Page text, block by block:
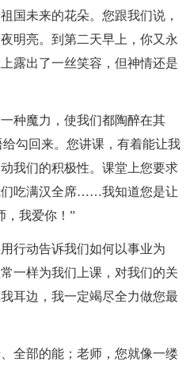
国未来的花朵。您跟我们说，
明亮。到第二天早上，你又永
露出了一丝笑容，但神情还是
种魔力，使我们都陶醉在其
勾回来。您讲课，有着能让我
我们的积极性。课堂上您要求
们吃满汉全席……我知道您是让
，我爱你！”
行动告诉我们如何以事业为
一样为我们上课，对我们的关
耳边，我一定竭尽全力做您最
全部的能；老师，您就像一缕